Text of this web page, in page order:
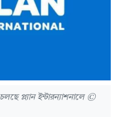
প্ল্যান ইন্টারন্যাশনালে ©